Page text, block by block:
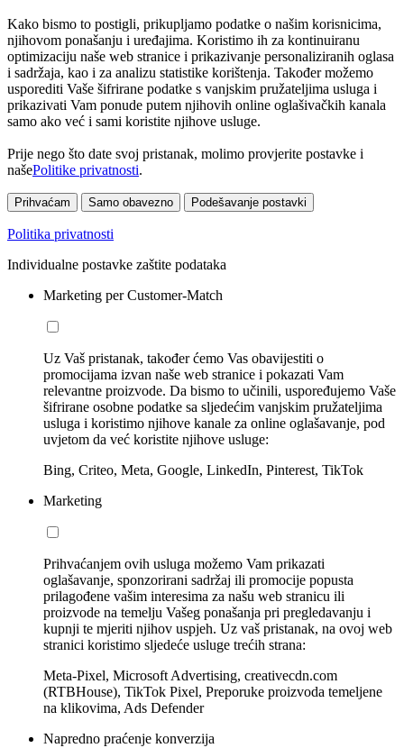
Kako bismo to postigli, prikupljamo podatke o našim korisnicima,
njihovom ponašanju i uređajima. Koristimo ih za kontinuiranu
optimizaciju naše web stranice i prikazivanje personaliziranih oglasa
i sadržaja, kao i za analizu statistike korištenja. Također možemo
usporediti Vaše šifrirane podatke s vanjskim pružateljima usluga i
prikazivati Vam ponude putem njihovih online oglašivačkih kanala
samo ako već i sami koristite njihove usluge.
Prije nego što date svoj pristanak, molimo provjerite postavke i
našePolitike privatnosti.
Prihvaćam Samo obavezno Podešavanje postavki
Politika privatnosti
Individualne postavke zaštite podataka
Marketing per Customer-Match
Uz Vaš pristanak, također ćemo Vas obavijestiti o
promocijama izvan naše web stranice i pokazati Vam
relevantne proizvode. Da bismo to učinili, uspoređujemo Vaše
šifrirane osobne podatke sa sljedećim vanjskim pružateljima
usluga i koristimo njihove kanale za online oglašavanje, pod
uvjetom da već koristite njihove usluge:
Bing, Criteo, Meta, Google, LinkedIn, Pinterest, TikTok
Marketing
Prihvaćanjem ovih usluga možemo Vam prikazati
oglašavanje, sponzorirani sadržaj ili promocije popusta
prilagođene vašim interesima za našu web stranicu ili
proizvode na temelju Vašeg ponašanja pri pregledavanju i
kupnji te mjeriti njihov uspjeh. Uz vaš pristanak, na ovoj web
stranici koristimo sljedeće usluge trećih strana:
Meta-Pixel, Microsoft Advertising, creativecdn.com
(RTBHouse), TikTok Pixel, Preporuke proizvoda temeljene
na klikovima, Ads Defender
Napredno praćenje konverzija